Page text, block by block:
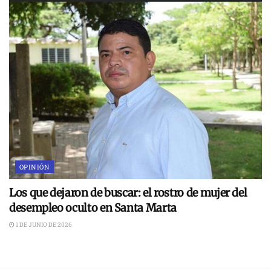
OPINIÓN
Los que dejaron de buscar: el rostro de mujer del
desempleo oculto en Santa Marta
1 DE JUNIO DE 2026